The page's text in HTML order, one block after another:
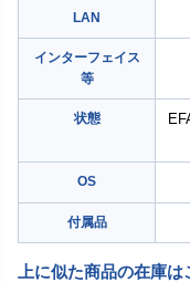
LAN
インターフェイス
等
状態
OS
付属品
上に似た商品の在庫